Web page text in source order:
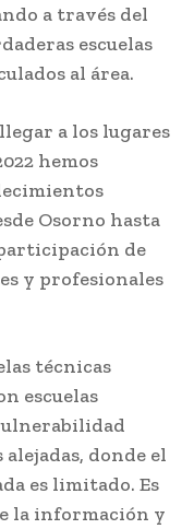
a través del
escuelas
al área.
a los lugares
hemos
Osorno hasta
de
y profesionales
técnicas
escuelas
donde el
es limitado. Es
la información y